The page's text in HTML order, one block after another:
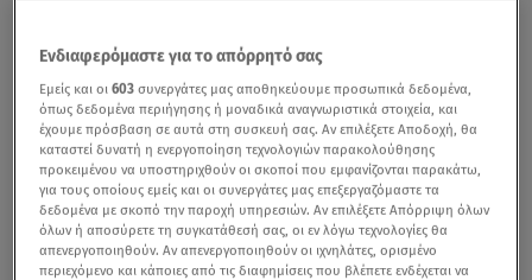
Ενδιαφερόμαστε για το απόρρητό σας
Εμείς και οι603 συνεργάτες μας αποθηκεύουμε προσωπικά δεδομένα,
όπως δεδομένα περιήγησης ή μοναδικά αναγνωριστικά στοιχεία, και
έχουμε πρόσβαση σε αυτά στη συσκευή σας. Αν επιλέξετε Αποδοχή, θα
καταστεί δυνατή η ενεργοποίηση τεχνολογιών παρακολούθησης
προκειμένου να υποστηριχθούν οι σκοποί που εμφανίζονται παρακάτω,
για τους οποίους εμείς και οι συνεργάτες μας επεξεργαζόμαστε τα
δεδομένα με σκοπό την παροχή υπηρεσιών. Αν επιλέξετε Απόρριψη όλων
όλων ή αποσύρετε τη συγκατάθεσή σας, οι εν λόγω τεχνολογίες θα
απενεργοποιηθούν. Αν απενεργοποιηθούν οι ιχνηλάτες, ορισμένο
περιεχόμενο και κάποιες από τις διαφημίσεις που βλέπετε ενδέχεται να